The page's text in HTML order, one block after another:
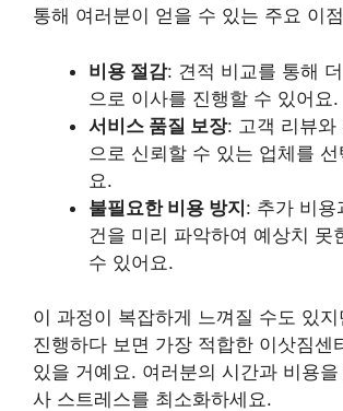
통해 여러분이 얻을 수 있는 주요 이
비용 절감: 견적 비교를 통해
으로 이사를 진행할 수 있어요.
서비스 품질 보장: 고객 리뷰와
으로 신뢰할 수 있는 업체를
요.
불필요한 비용 방지: 추가 비용
건을 미리 파악하여 예상치 못
수 있어요.
이 과정이 복잡하게 느껴질 수도 있
진행하다 보면 가장 적합한 이삿짐센
있을 거예요. 여러분의 시간과 비용을
사 스트레스를 최소화하세요.